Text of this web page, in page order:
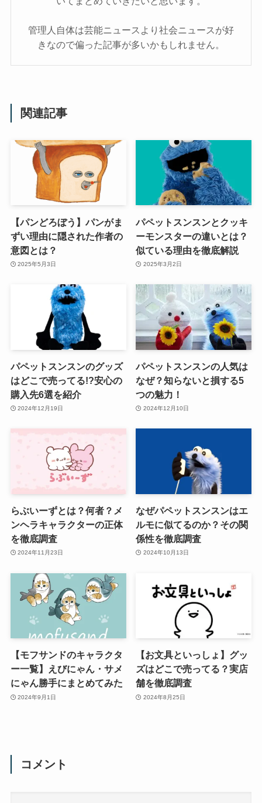
管理人自体は芸能ニュースより社会ニュースが好
きなので偏った記事が多いかもしれません。
関連記事
【パンどろぼう】パンがま
ずい理由に隠された作者の
意図とは？
2025年5月3日
パペットスンスンとクッキ
ーモンスターの違いとは？
似ている理由を徹底解説
2025年3月2日
パペットスンスンのグッズ
はどこで売ってる!?安心の
購入先6選を紹介
2024年12月19日
パペットスンスンの人気は
なぜ？知らないと損する5
つの魅力！
2024年12月10日
らぶいーずとは？何者？メ
ンヘラキャラクターの正体
を徹底調査
2024年11月23日
なぜパペットスンスンはエ
ルモに似てるのか？その関
係性を徹底調査
2024年10月13日
【モフサンドのキャラクタ
ー一覧】えびにゃん・サメ
にゃん勝手にまとめてみた
2024年9月1日
【お文具といっしょ】グッ
ズはどこで売ってる？実店
舗を徹底調査
2024年8月25日
コメント